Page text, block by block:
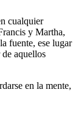
cualquier
y Martha,
fuente, ese lugar
aquellos
en la mente,